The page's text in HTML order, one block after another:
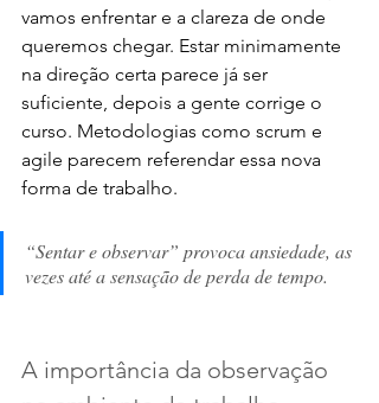
vamos enfrentar e a clareza de onde
queremos chegar. Estar minimamente
na direção certa parece já ser
suficiente, depois a gente corrige o
curso. Metodologias como scrum e
agile parecem referendar essa nova
forma de trabalho.
“Sentar e observar” provoca ansiedade, as
vezes até a sensação de perda de tempo.
A importância da observação